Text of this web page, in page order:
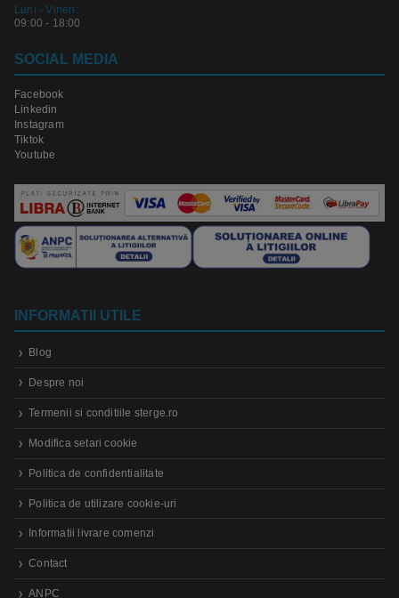
Luni - Vineri:
09:00 - 18:00
SOCIAL MEDIA
Facebook
Linkedin
Instagram
Tiktok
Youtube
INFORMATII UTILE
Blog
Despre noi
Termenii si conditiile sterge.ro
Modifica setari cookie
Politica de confidentialitate
Politica de utilizare cookie-uri
Informatii livrare comenzi
Contact
ANPC